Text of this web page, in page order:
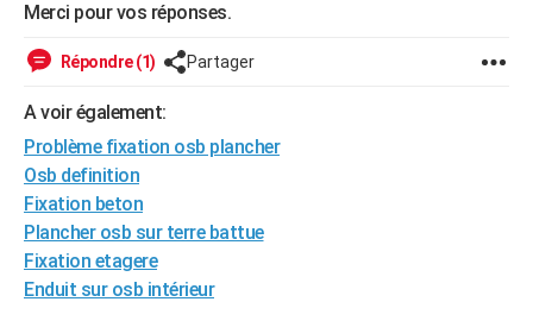
Carte de Noël
Carte Bonne année
Carte Saint-Valentin
Carte Pâques
Carte d'anniversaire
Dictionnaire
Biographies
Expressions
Proverbes
COPAINS D'AVANT
S'inscrire
Se connecter
Lycées
Collèges
Primaires
Universités
Entreprises
Service militaire
Avis de recherche
AVIS DE DÉCÈS
Merci pour vos réponses.
Répondre (1) Partager
A voir également:
Problème fixation osb plancher
Osb definition
Fixation beton
Plancher osb sur terre battue
Fixation etagere
Enduit sur osb intérieur